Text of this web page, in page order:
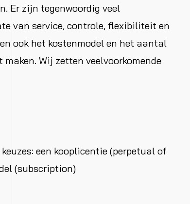
Er zijn tegenwoordig veel
van service, controle, flexibiliteit en
ook het kostenmodel en het aantal
Wij zetten veelvoorkomende
een kooplicentie (perpetual of
(subscription)